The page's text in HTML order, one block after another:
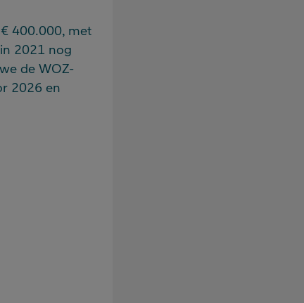
400.000, met
2021 nog
de WOZ-
2026 en